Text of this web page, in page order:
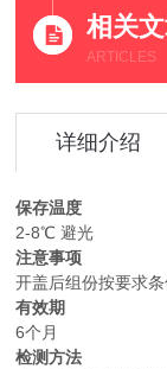
相关
ARTICLES
详细介绍
保存温度
2-8℃ 避光
注意事项
开盖后组份按要求条
有效期
6个月
检测方法